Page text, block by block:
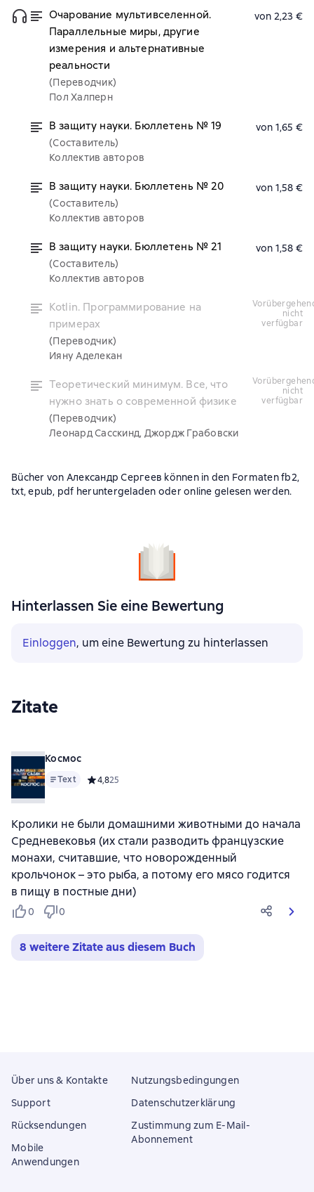
Очарование мультивселенной.
Параллельные миры, другие
измерения и альтернативные
реальности
(Переводчик)
Пол Халперн
von 2,23 €
В защиту науки. Бюллетень № 19
(Составитель)
Коллектив авторов
von 1,65 €
В защиту науки. Бюллетень № 20
(Составитель)
Коллектив авторов
von 1,58 €
В защиту науки. Бюллетень № 21
(Составитель)
Коллектив авторов
von 1,58 €
Kotlin. Программирование на
примерах
(Переводчик)
Ияну Аделекан
vorübergehend
nicht
verfügbar
Теоретический минимум. Все, что
нужно знать о современной физике
(Переводчик)
Леонард Сасскинд, Джордж Грабовски
vorübergehend
nicht
verfügbar
Bücher von Александр Сергеев können in den Formaten fb2,
txt, epub, pdf heruntergeladen oder online gelesen werden.
Hinterlassen Sie eine Bewertung
Einloggen, um eine Bewertung zu hinterlassen
Zitate
Космос
Text Средний рейтинг 4,8 на основе 25 оценок
4,825
Кролики не были домашними животными до начала
Средневековья (их стали разводить французские
монахи, считавшие, что новорожденный
крольчонок – это рыба, а потому его мясо годится
в пищу в постные дни)
0 0
8 weitere Zitate aus diesem Buch
Über uns & Kontakte
Support
Rücksendungen
Mobile
Anwendungen
Nutzungsbedingungen
Datenschutzerklärung
Zustimmung zum E-Mail-
Abonnement